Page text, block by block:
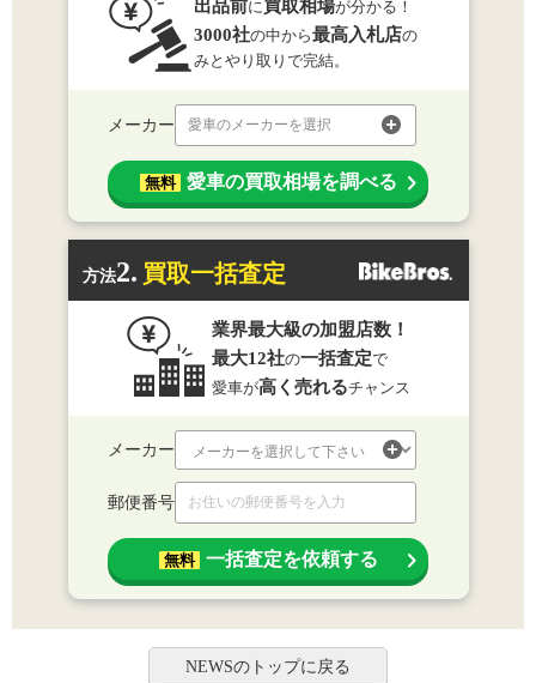
出品前に買取相場が分かる！
3000社の中から最高入札店の
みとやり取りで完結。
メーカー 愛車のメーカーを選択
無料 愛車の買取相場を調べる
方法2. 買取一括査定
業界最大級の加盟店数！
最大12社の一括査定で
愛車が高く売れるチャンス
メーカー
郵便番号
無料 一括査定を依頼する
NEWSのトップに戻る